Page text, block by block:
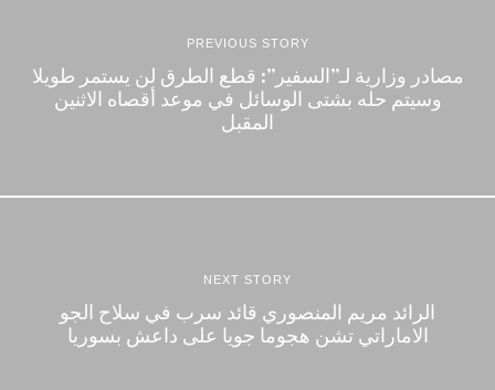
PREVIOUS STORY
مصادر وزارية لـ”السفير”: قطع الطرق لن يستمر طويلا
وسيتم حله بشتى الوسائل في موعد أقصاه الاثنين
المقبل
NEXT STORY
الرائد مريم المنصوري قائد سرب في سلاح الجو
الاماراتي تشن هجوما جويا على داعش بسوريا